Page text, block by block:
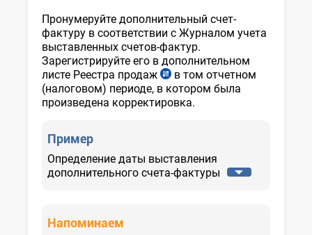
№
3126
от
21.01.2019
г.
Пронумеруйте дополнительный счет-
фактуру в соответствии с Журналом учета
выставленных счетов-фактур.
Зарегистрируйте его в дополнительном
листе Реестра продаж
прил.
№5
к
в том отчетном
(налоговом) периоде, в котором была
произведена корректировка.
Пример
Определение даты выставления
дополнительного счета-фактуры
Напоминаем